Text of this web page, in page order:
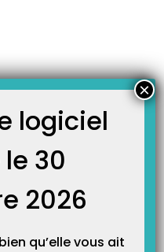
uniquement avec la caisse
31-0-100 ou pour le régime
logiciel
30
2026
qu’elle vous ait
×